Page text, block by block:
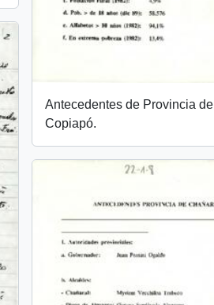
Antecedentes de Provincia de
Copiapó.